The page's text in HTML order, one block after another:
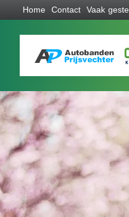
Home Contact Vaak